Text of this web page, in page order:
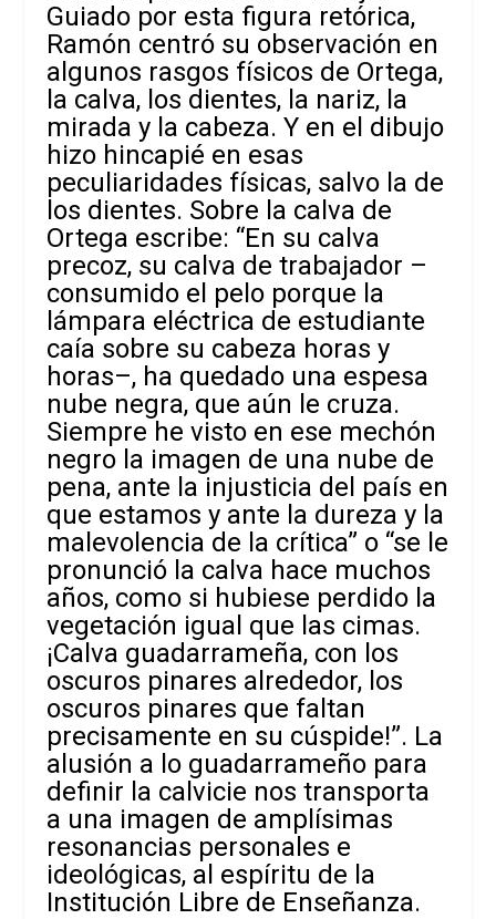
Guiado por esta figura retórica,
Ramón centró su observación en
algunos rasgos físicos de Ortega,
la calva, los dientes, la nariz, la
mirada y la cabeza. Y en el dibujo
hizo hincapié en esas
peculiaridades físicas, salvo la de
los dientes. Sobre la calva de
Ortega escribe: “En su calva
precoz, su calva de trabajador –
consumido el pelo porque la
lámpara eléctrica de estudiante
caía sobre su cabeza horas y
horas–, ha quedado una espesa
nube negra, que aún le cruza.
Siempre he visto en ese mechón
negro la imagen de una nube de
pena, ante la injusticia del país en
que estamos y ante la dureza y la
malevolencia de la crítica” o “se le
pronunció la calva hace muchos
años, como si hubiese perdido la
vegetación igual que las cimas.
¡Calva guadarrameña, con los
oscuros pinares alrededor, los
oscuros pinares que faltan
precisamente en su cúspide!”. La
alusión a lo guadarrameño para
definir la calvicie nos transporta
a una imagen de amplísimas
resonancias personales e
ideológicas, al espíritu de la
Institución Libre de Enseñanza.